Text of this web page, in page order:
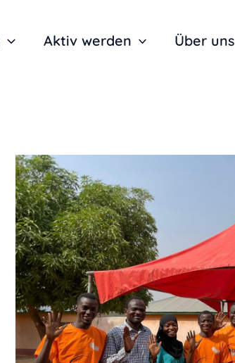
Aktiv werden Über uns